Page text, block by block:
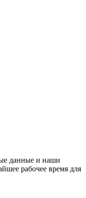
данные и наши
рабочее время для